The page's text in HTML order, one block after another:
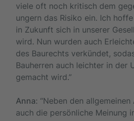
viele oft noch kritisch dem
ungern das Risiko ein. Ich
in Zukunft sich in unserer
wird. Nun wurden auch
des Baurechts verkündet,
Bauherren auch leichter in der
gemacht wird.”
Anna: “Neben den
auch die persönliche Meinung